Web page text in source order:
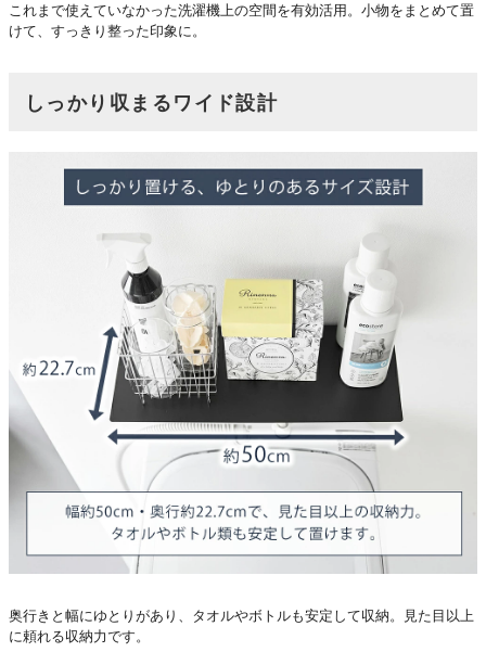
これまで使えていなかった洗濯機上の空間を有効活用。小物をまとめて置
けて、すっきり整った印象に。
しっかり収まるワイド設計
奥行きと幅にゆとりがあり、タオルやボトルも安定して収納。見た目以上
に頼れる収納力です。